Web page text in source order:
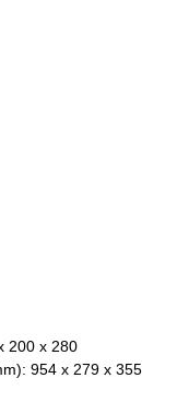
200 x 280
954 x 279 x 355